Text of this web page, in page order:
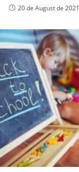
20 de August de 2021